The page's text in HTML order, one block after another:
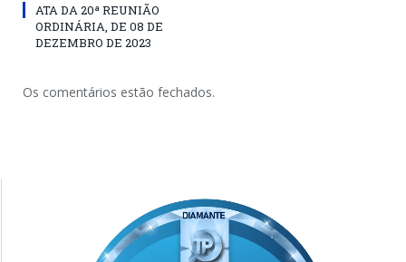
ATA DA 20ª REUNIÃO
ORDINÁRIA, DE 08 DE
DEZEMBRO DE 2023
Os comentários estão fechados.